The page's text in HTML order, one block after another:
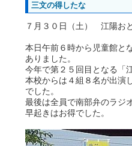
三文の得したな
７月３０日（土） 江陽お
本日午前６時から児童館と
ありました。
今年で第２５回目となる「
本校からは４組８名が出演
でした。
最後は全員で南部弁のラジ
早起きはお得でした。